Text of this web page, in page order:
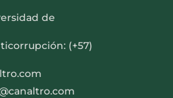
de
(+57)